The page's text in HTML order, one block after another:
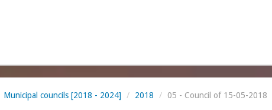
Municipal councils [2018 - 2024] / 2018 / 05 - Council of 15-05-2018